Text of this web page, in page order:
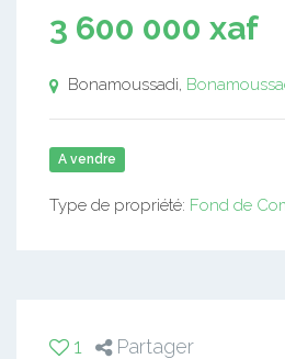
3 600 000 xaf
Bonamoussadi,
A vendre
Type de propriété: Fond de
1 Partager